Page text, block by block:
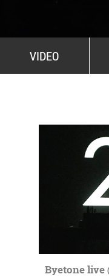
VIDEO
Byetone live